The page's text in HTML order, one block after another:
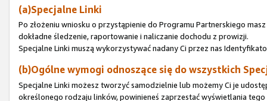
(a)Specjalne Linki
Po złożeniu wniosku o przystąpienie do Programu Partnerskiego
dokładne śledzenie, raportowanie i naliczanie dochodu z prowizji.
Specjalne Linki muszą wykorzystywać nadany Ci przez nas
(b)Ogólne wymogi odnoszące się do wszystkich
Specjalne Linki możesz tworzyć samodzielnie lub możemy Ci je
określonego rodzaju linków, powinieneś zaprzestać wyświetlania